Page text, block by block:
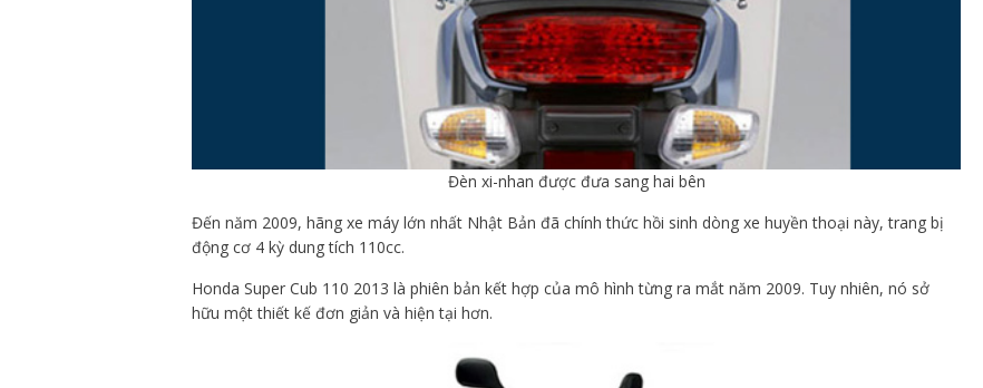
Đèn xi-nhan được đưa sang hai bên
Đến năm 2009, hãng xe máy lớn nhất Nhật Bản đã chính thức hồi sinh dòng xe huyền thoại này, trang bị
động cơ 4 kỳ dung tích 110cc.
Honda Super Cub 110 2013 là phiên bản kết hợp của mô hình từng ra mắt năm 2009. Tuy nhiên, nó sở
hữu một thiết kế đơn giản và hiện tại hơn.